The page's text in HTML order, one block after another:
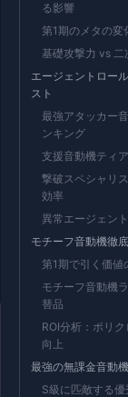
-17%
Express Supply
Pass
る影響
第1期のメタの変
基礎攻撃力 vs
エージェントロー
スト
最強アタッカー
ンキング
支援音動機ティ
撃破スペシャリ
効率
異常エージェン
モチーフ音動機徹
第1期で引く価値
モチーフ音動機
替品
ROI分析：ポリ
向上
最強の無課金音動
S級に匹敵する